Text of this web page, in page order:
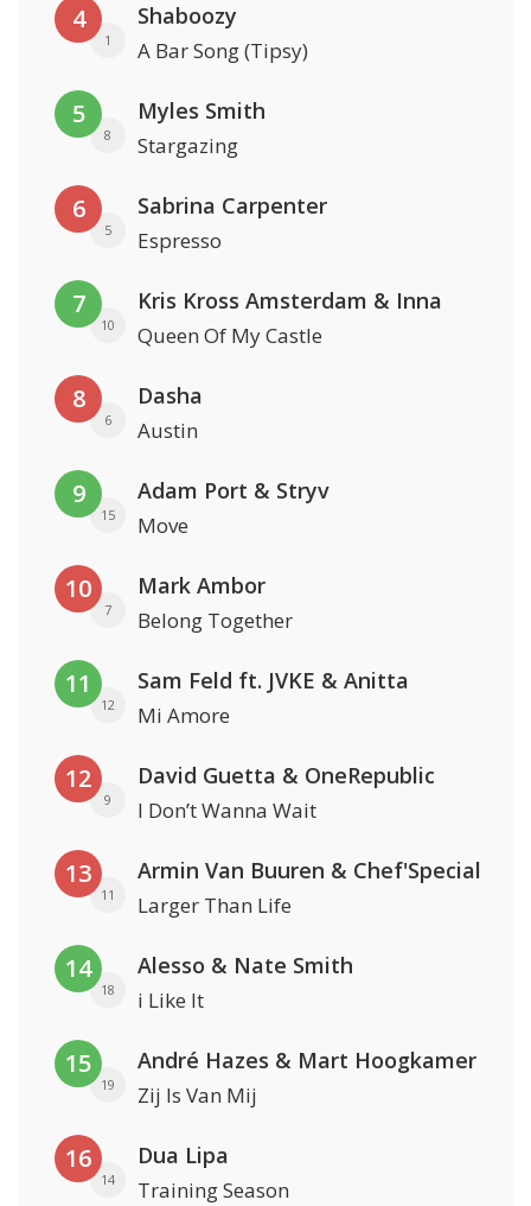
4
1
Shaboozy
A Bar Song (Tipsy)
5
8
Myles Smith
Stargazing
6
5
Sabrina Carpenter
Espresso
7
10
Kris Kross Amsterdam & Inna
Queen Of My Castle
8
6
Dasha
Austin
9
15
Adam Port & Stryv
Move
10
7
Mark Ambor
Belong Together
11
12
Sam Feld ft. JVKE & Anitta
Mi Amore
12
9
David Guetta & OneRepublic
I Don’t Wanna Wait
13
11
Armin Van Buuren & Chef'Special
Larger Than Life
14
18
Alesso & Nate Smith
i Like It
15
19
André Hazes & Mart Hoogkamer
Zij Is Van Mij
16
14
Dua Lipa
Training Season